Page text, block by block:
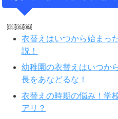
￼￼￼
衣替えはいつから始まっ
説！
幼稚園の衣替えはいつか
長をあなどるな！
衣替えの時期の悩み！学
アリ？